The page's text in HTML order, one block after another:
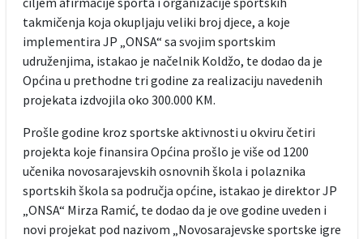
takmičenja koja okupljaju veliki broj djece, a koje
implementira JP „ONSA“ sa svojim sportskim
udruženjima, istakao je načelnik Koldžo, te dodao da je
Općina u prethodne tri godine za realizaciju navedenih
projekata izdvojila oko 300.000 KM.
Prošle godine kroz sportske aktivnosti u okviru četiri
projekta koje finansira Općina prošlo je više od 1200
učenika novosarajevskih osnovnih škola i polaznika
sportskih škola sa područja općine, istakao je direktor JP
„ONSA“ Mirza Ramić, te dodao da je ove godine uveden i
novi projekat pod nazivom „Novosarajevske sportske igre